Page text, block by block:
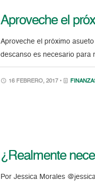
Aproveche el
Aproveche el próximo
descanso es necesario para
16 FEBRERO, 2017 •
¿Realmente
Por Jessica Morales